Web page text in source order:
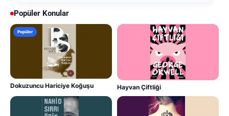
Popüler Konular
Popüler
Dokuzuncu Hariciye Koğuşu Hayvan Çiftliği